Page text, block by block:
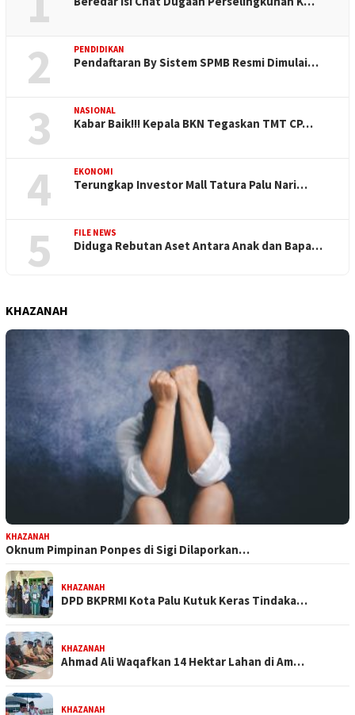
2 PENDIDIKAN
Pendaftaran By Sistem SPMB Resmi Dimulai…
3 NASIONAL
Kabar Baik!!! Kepala BKN Tegaskan TMT CP…
4 EKONOMI
Terungkap Investor Mall Tatura Palu Nari…
5 FILE NEWS
Diduga Rebutan Aset Antara Anak dan Bapa…
KHAZANAH
KHAZANAH
Oknum Pimpinan Ponpes di Sigi Dilaporkan…
KHAZANAH
DPD BKPRMI Kota Palu Kutuk Keras Tindaka…
KHAZANAH
Ahmad Ali Waqafkan 14 Hektar Lahan di Am…
KHAZANAH